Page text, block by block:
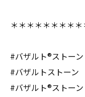
＊＊＊＊＊＊＊＊
#バザルト®︎ストーン
#バザルトストーン
#バザルト®︎ストー